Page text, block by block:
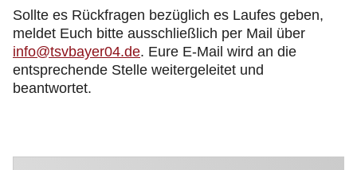
Sollte es Rückfragen bezüglich es Laufes geben,
meldet Euch bitte ausschließlich per Mail über
info@tsvbayer04.de. Eure E-Mail wird an die
entsprechende Stelle weitergeleitet und
beantwortet.